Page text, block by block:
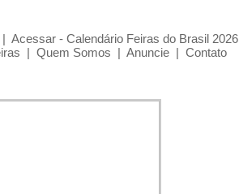
| Acessar - Calendário Feiras do Brasil 2026
| Quem Somos | Anuncie | Contato